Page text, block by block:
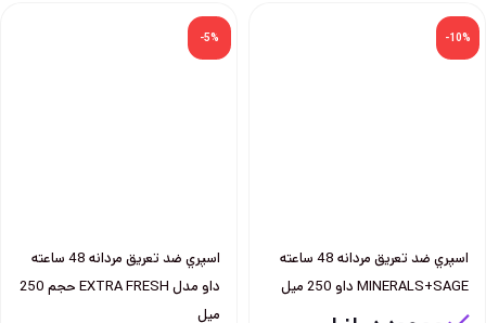
-10%
اسپري ضد تعريق مردانه 48 ساعته
MINERALS+SAGE داو 250 ميل
-5%
اسپري ضد تعريق مردانه 48 ساعته
داو مدل EXTRA FRESH حجم 250
ميل